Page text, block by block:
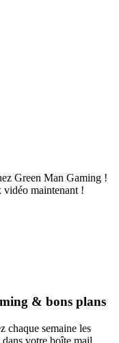
Green Man Gaming !
vidéo maintenant !
& bons plans
chaque semaine les